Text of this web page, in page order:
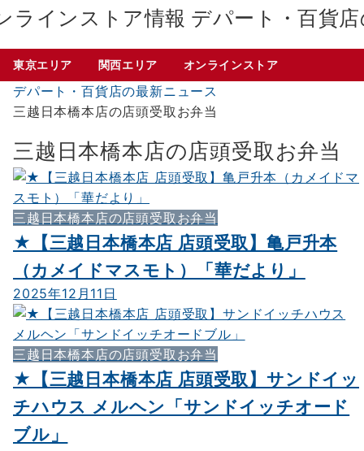
デパート・百貨
東京エリア 関西エリア オンラインストア
デパート・百貨店の最新ニュース
三越日本橋本店の店頭受取お弁当
三越日本橋本店の店頭受取お弁当
三越日本橋本店の店頭受取お弁当
★【三越日本橋本店 店頭受取】亀戸升本
（カメイドマスモト）「華だより」
2025年12月11日
三越日本橋本店の店頭受取お弁当
★【三越日本橋本店 店頭受取】サンドイッ
チハウス メルヘン「サンドイッチオード
ブル」